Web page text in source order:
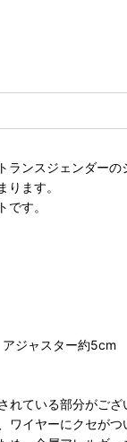
ンスジェンダーの
ます。
す。
ジャスター約5cm
ている部分がござ
イヤーにクセがつ